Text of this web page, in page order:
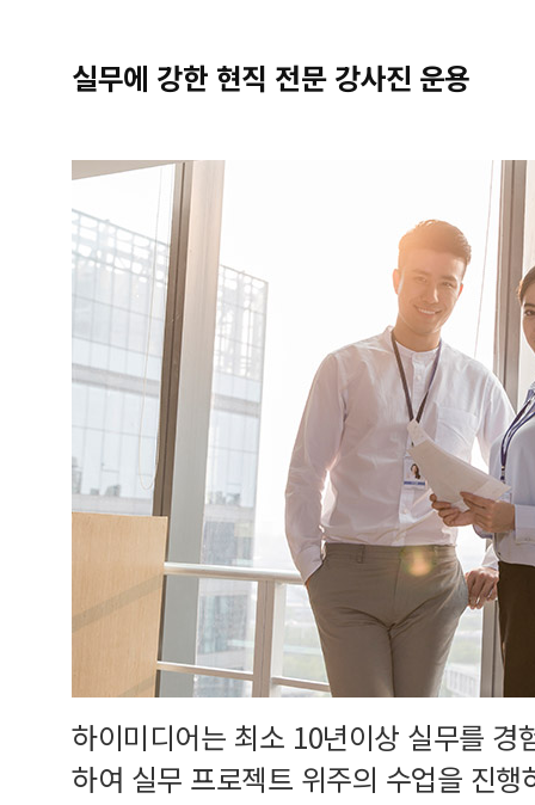
실무에 강한 현직 전문 강사진 운용
하이미디어는 최소 10년이상 실무를 경
하여 실무 프로젝트 위주의 수업을 진